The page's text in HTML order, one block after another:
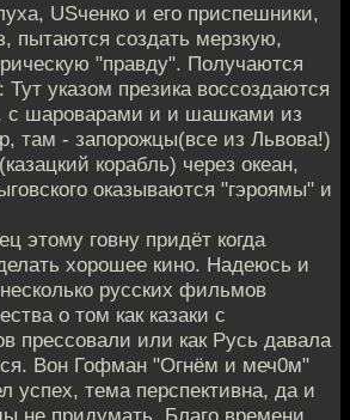
USченко и его приспешники,
пытаются создать мерзкую,
"правду". Получаются
указом презика воссоздаются
с шароварами и и шашками из
там - запорожцы(все из Львова!)
корабль) через океан,
оказываются "гэроямы" и
этому говну придёт когда
хорошее кино. Надеюсь и
русских фильмов
о том как казаки с
прессовали или как Русь давала
Вон Гофман "Огнём и меч0м"
тема перспективна, да и